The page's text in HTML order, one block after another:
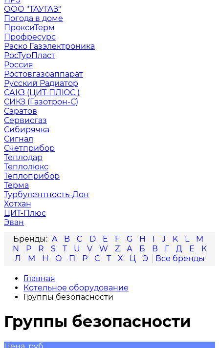
ООО "ТАУГАЗ"
Погода в доме
ПроксиТерм
Профресурс
Раско Газэлектроника
РосТурПласт
Россия
Ростовгазоаппарат
Русский Радиатор
САКЗ (ЦИТ-ПЛЮС )
СИКЗ (Газотрон-С)
Саратов
Сервисгаз
Сибирячка
Сигнал
Счетприбор
Теплодар
Теплолюкс
Теплоприбор
Терма
Турбулентность-Дон
Хотхан
ЦИТ-Плюс
Эван
A
B C D E F G H I J K L
M
N
P R S T U V W Z А Б В Г Д Е
К
Л
М Н О П Р С Т Х Ц Э
Главная
Котельное оборудование
Группы безопасности
Группы безопасности